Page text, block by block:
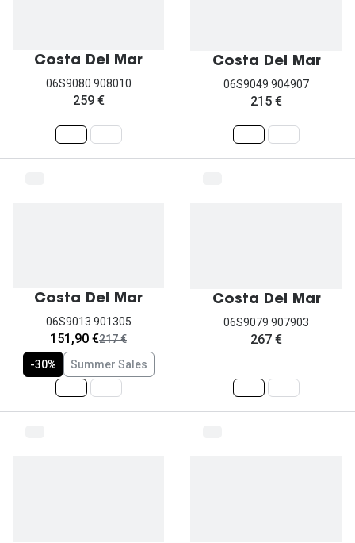
Costa Del Mar
06S9080 908010
259 €
Costa Del Mar
06S9049 904907
215 €
Costa Del Mar
06S9013 901305
agora:
151,90 €era:
217 €
-30%
Summer Sales
Costa Del Mar
06S9079 907903
267 €